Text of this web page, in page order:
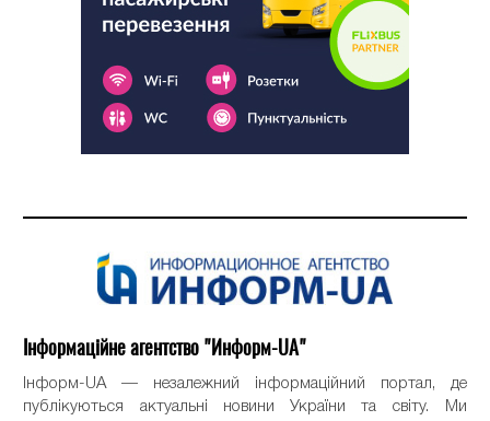
Інформаційне агентство "Информ-UA"
Інформ-UA — незалежний інформаційний портал, де
публікуються актуальні новини України та світу. Ми